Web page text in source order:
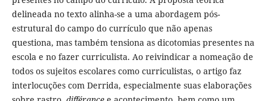
delineada no texto alinha-se a uma abordagem pós-
estrutural do campo do currículo que não apenas
questiona, mas também tensiona as dicotomias presentes na
escola e no fazer curriculista. Ao reivindicar a nomeação de
todos os sujeitos escolares como curriculistas, o artigo faz
interlocuções com Derrida, especialmente suas elaborações